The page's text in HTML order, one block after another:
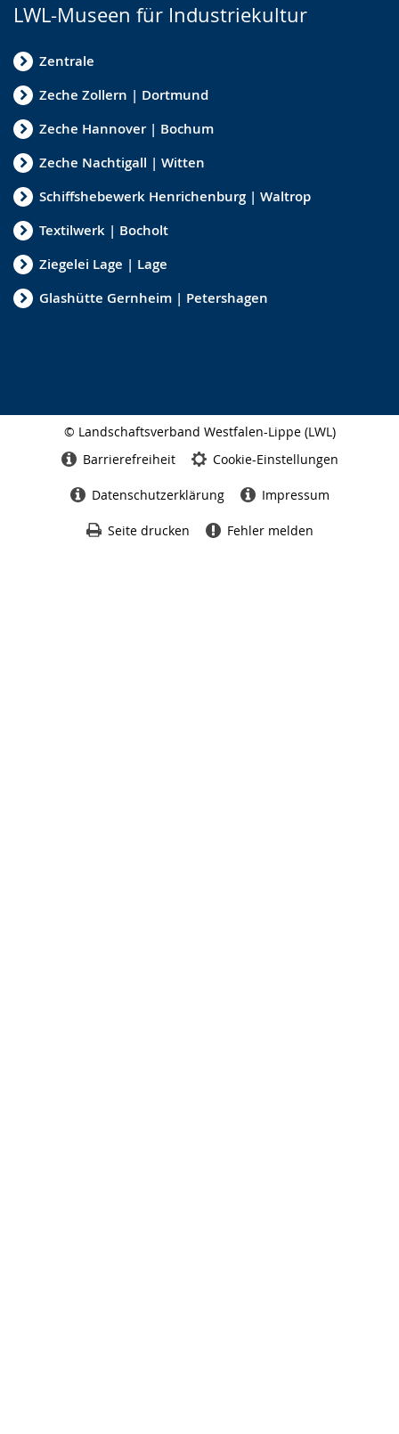
LWL-Museen für Industriekultur
Zentrale
Zeche Zollern | Dortmund
Zeche Hannover | Bochum
Zeche Nachtigall | Witten
Schiffshebewerk Henrichenburg | Waltrop
Textilwerk | Bocholt
Ziegelei Lage | Lage
Glashütte Gernheim | Petershagen
© Landschaftsverband Westfalen-Lippe (LWL)
Barrierefreiheit Cookie-Einstellungen
Datenschutzerklärung Impressum
Seite drucken Fehler melden